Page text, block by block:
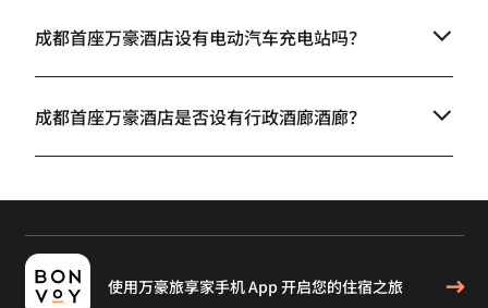
成都首座万豪酒店设有电动汽车充电站吗？
成都首座万豪酒店是否设有行政酒廊酒廊？
使用万豪旅享家手机 App 开启您的住宿之旅